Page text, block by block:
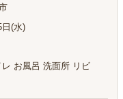
日(水)
お風呂 洗面所 リビ